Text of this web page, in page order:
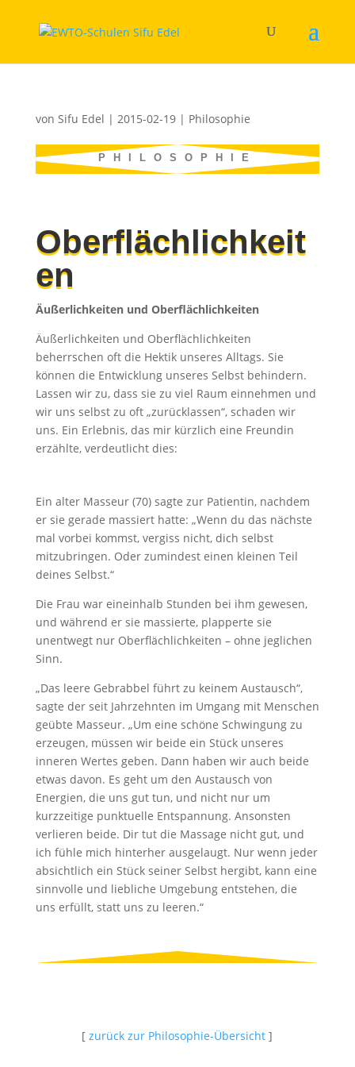
von Sifu Edel | 2015-02-19| Philosophie
PHILOSOPHIE
Oberflächlichkeit
en
Äußerlichkeiten und Oberflächlichkeiten
Äußerlichkeiten und Oberflächlichkeiten
beherrschen oft die Hektik unseres Alltags. Sie
können die Entwicklung unseres Selbst behindern.
Lassen wir zu, dass sie zu viel Raum einnehmen und
wir uns selbst zu oft „zurücklassen“, schaden wir
uns. Ein Erlebnis, das mir kürzlich eine Freundin
erzählte, verdeutlicht dies:
Ein alter Masseur (70) sagte zur Patientin, nachdem
er sie gerade massiert hatte: „Wenn du das nächste
mal vorbei kommst, vergiss nicht, dich selbst
mitzubringen. Oder zumindest einen kleinen Teil
deines Selbst.“
Die Frau war eineinhalb Stunden bei ihm gewesen,
und während er sie massierte, plapperte sie
unentwegt nur Oberflächlichkeiten – ohne jeglichen
Sinn.
„Das leere Gebrabbel führt zu keinem Austausch“,
sagte der seit Jahrzehnten im Umgang mit Menschen
geübte Masseur. „Um eine schöne Schwingung zu
erzeugen, müssen wir beide ein Stück unseres
inneren Wertes geben. Dann haben wir auch beide
etwas davon. Es geht um den Austausch von
Energien, die uns gut tun, und nicht nur um
kurzzeitige punktuelle Entspannung. Ansonsten
verlieren beide. Dir tut die Massage nicht gut, und
ich fühle mich hinterher ausgelaugt. Nur wenn jeder
absichtlich ein Stück seiner Selbst hergibt, kann eine
sinnvolle und liebliche Umgebung entstehen, die
uns erfüllt, statt uns zu leeren.“
[zurück zur Philosophie-Übersicht ]